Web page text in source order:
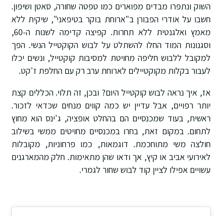
השוק ונתפרו מבדים מפוארים כמו טפטה שחורה, סאטן ושיפון.
חשבו על אודרי הפבורן ב"ארוחת בוקר בטיפאני", שיקית ללא
מאמץ ואלגנטית ללא תחרות. קפיצה קדימה לשנות ה-60,
וסגנונות המוד החלו להשתלט על לבוש הקוקטייל הנשי. הפך
למקובל ללבוש חליפה מחויטת למסיבות קוקטייל, ונשים יכלו
לעבור בקלות מקוקטיילים לארוחת ערב רק עם החלפת ז'קט.
אז, איך נראה לבוש קוקטייל היום? ובכן, זה תלוי. הכללים קצת
יותר רפויים, אבל עדיין יש כמה קווים מנחים שכדאי לזכור.
ראשית, בעוד שמכנסיים הם בהחלט אופציה, ג'ינס הוא מחוץ
לתחום. במקום זאת, בחרו במכנסיים מחויטים ממשי בשילוב
חולצה משי מתוחכמת. דוגמאות, כמו פרחוניות, מקובלות
לאירועי אביב או קיץ, אך ודאו שהן מתאימות. חלק מהמארגנים
עשויים אפילו לציין קוד לבוש שחור לגמרי.